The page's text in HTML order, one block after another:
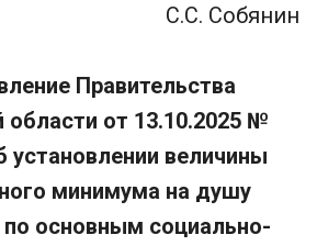
С.С. Собянин
Правительства
области от 13.10.2025 №
установлении величины
минимума на душу
по основным социально-